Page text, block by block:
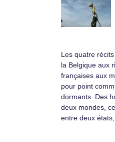
Les quatre
la Belgique aux
françaises aux
pour point
dormants. Des
deux mondes,
entre deux